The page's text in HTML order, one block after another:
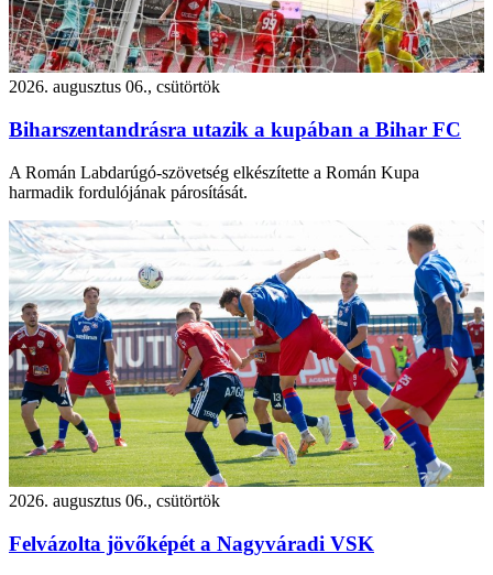
2026. augusztus 06., csütörtök
Biharszentandrásra utazik a kupában a Bihar FC
A Román Labdarúgó-szövetség elkészítette a Román Kupa
harmadik fordulójának párosítását.
2026. augusztus 06., csütörtök
Felvázolta jövőképét a Nagyváradi VSK